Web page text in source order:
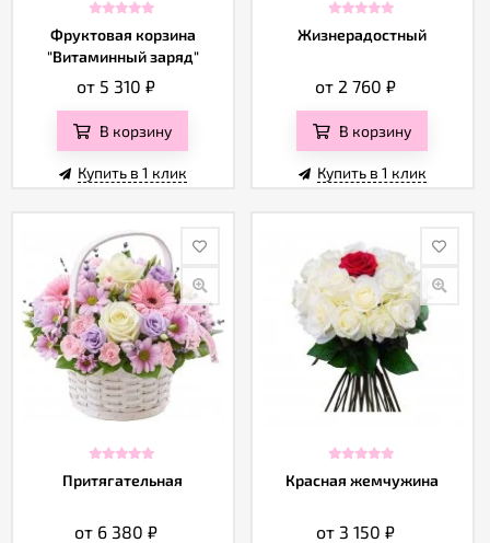
Фруктовая корзина
"Витаминный заряд"
от 5 310₽
В корзину
Купить в 1 клик
Жизнерадостный
от 2 760₽
В корзину
Купить в 1 клик
Притягательная
от 6 380₽
Красная жемчужина
от 3 150₽